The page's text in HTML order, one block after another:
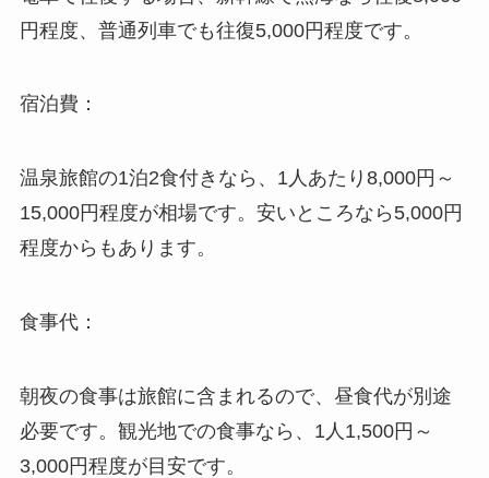
円程度、普通列車でも往復5,000円程度です。
宿泊費：
温泉旅館の1泊2食付きなら、1人あたり8,000円～
15,000円程度が相場です。安いところなら5,000円
程度からもあります。
食事代：
朝夜の食事は旅館に含まれるので、昼食代が別途
必要です。観光地での食事なら、1人1,500円～
3,000円程度が目安です。